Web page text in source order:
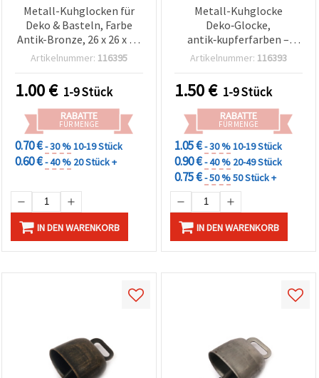
Metall-Kuhglocken für
Deko & Basteln, Farbe
Antik-Bronze, 26 x 26 x 20
mm, Loch: 3 mm
Artikelnummer: 116395
1.00€ 1-9 Stück
RABATTE
FÜR MENGE
0.70 €- 30 %10-19 Stück
0.60 €- 40 % 20 Stück +
IN DEN WARENKORB
Metall-Kuhglocke
Deko‑Glocke,
antik‑kupferfarben –
35×35×24 mm, Loch Ø 14
Artikelnummer: 116393
1.50€ 1-9 Stück
RABATTE
FÜR MENGE
1.05 €- 30 %10-19 Stück
0.90 €- 40 % 20-49 Stück
0.75 €- 50 %50 Stück +
IN DEN WARENKORB